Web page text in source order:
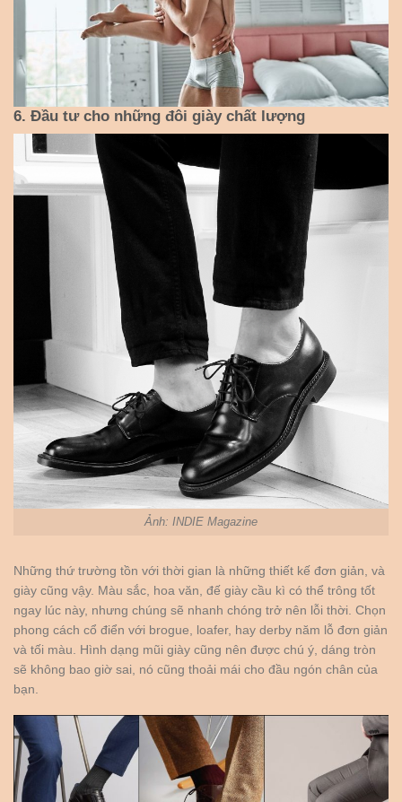
6. Đầu tư cho những đôi giày chất lượng
Ảnh: INDIE Magazine
Những thứ trường tồn với thời gian là những thiết kế đơn giản, và
giày cũng vậy. Màu sắc, hoa văn, đế giày cầu kì có thể trông tốt
ngay lúc này, nhưng chúng sẽ nhanh chóng trở nên lỗi thời. Chọn
phong cách cổ điển với brogue, loafer, hay derby năm lỗ đơn giản
và tối màu. Hình dạng mũi giày cũng nên được chú ý, dáng tròn
sẽ không bao giờ sai, nó cũng thoải mái cho đầu ngón chân của
bạn.